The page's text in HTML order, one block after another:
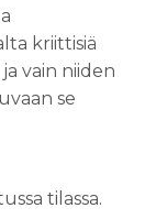
kriittisiä
vain niiden
se
tilassa.